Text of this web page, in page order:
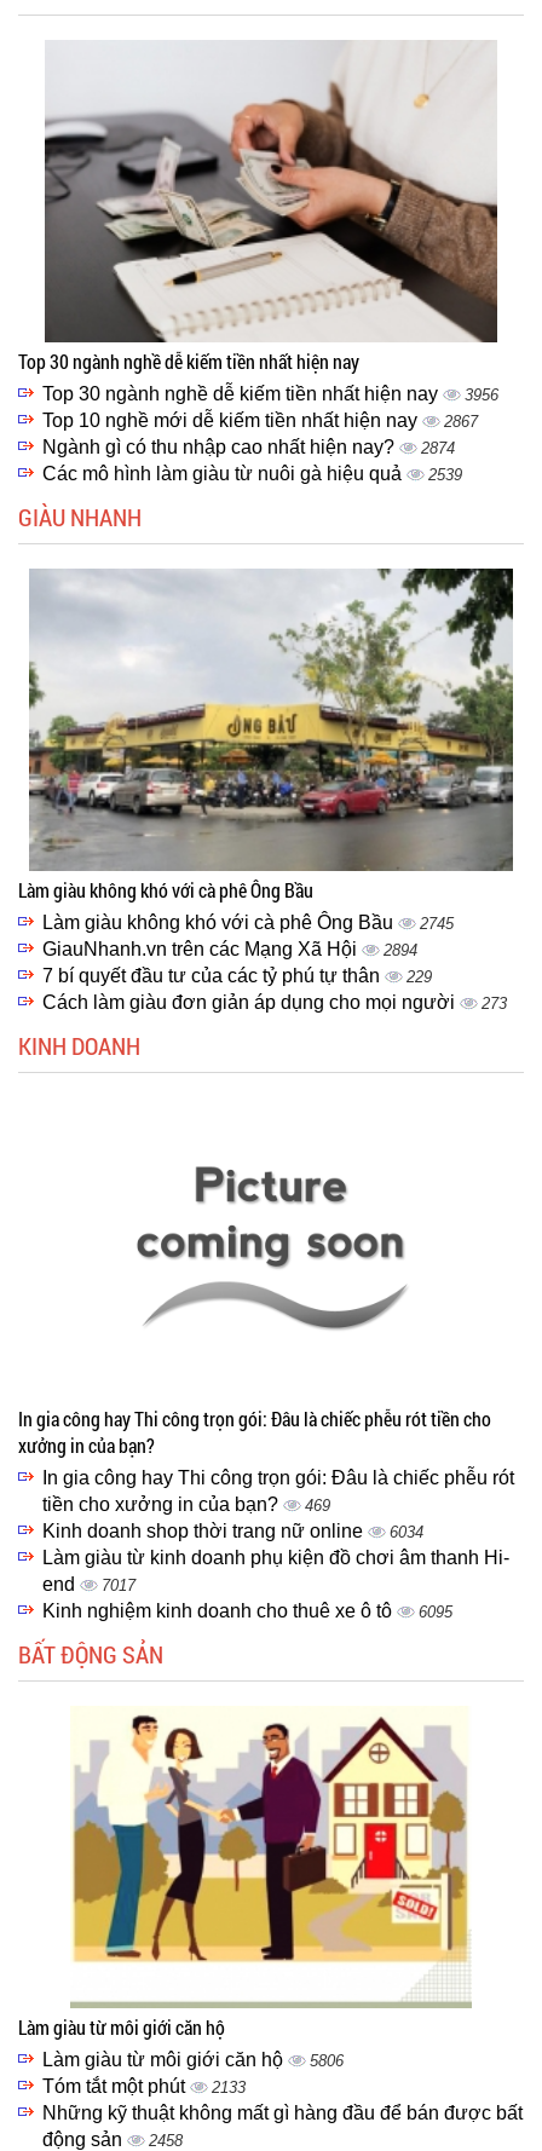
Top 30 ngành nghề dễ kiếm tiền nhất hiện nay
Top 30 ngành nghề dễ kiếm tiền nhất hiện nay 3956
Top 10 nghề mới dễ kiếm tiền nhất hiện nay 2867
Ngành gì có thu nhập cao nhất hiện nay? 2874
Các mô hình làm giàu từ nuôi gà hiệu quả 2539
GIÀU NHANH
Làm giàu không khó với cà phê Ông Bầu
Làm giàu không khó với cà phê Ông Bầu 2745
GiauNhanh.vn trên các Mạng Xã Hội 2894
7 bí quyết đầu tư của các tỷ phú tự thân 229
Cách làm giàu đơn giản áp dụng cho mọi người 273
KINH DOANH
In gia công hay Thi công trọn gói: Đâu là chiếc phễu rót tiền cho
xưởng in của bạn?
In gia công hay Thi công trọn gói: Đâu là chiếc phễu rót
tiền cho xưởng in của bạn?
469
Kinh doanh shop thời trang nữ online 6034
Làm giàu từ kinh doanh phụ kiện đồ chơi âm thanh Hi-
end
7017
Kinh nghiệm kinh doanh cho thuê xe ô tô 6095
BẤT ĐỘNG SẢN
Làm giàu từ môi giới căn hộ
Làm giàu từ môi giới căn hộ 5806
Tóm tắt một phút 2133
Những kỹ thuật không mất gì hàng đầu để bán được bất
động sản
2458